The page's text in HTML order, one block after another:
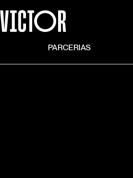
PARCERIAS